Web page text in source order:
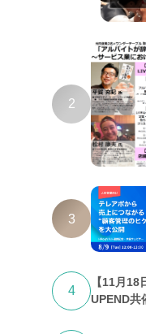
2
3
4
【11月
UPEND共